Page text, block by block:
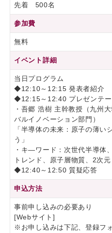
先着 500名
参加費
無料
イベント詳細
当日プログラム
◆12:10～12:15 発表者紹介
◆12:15～12:40 プレゼンテー
・吾郷 浩樹 主幹教授（九州
バルイノベーション部門）
「半導体の未来：原子の薄い
う」
・キ―ワード：次世代半導体
トレンド、原子層物質、2次
◆12:40～12:50 質疑応答
申込方法
事前申し込みの必要あり
[Webサイト]
※お申し込みは下記、登録フ